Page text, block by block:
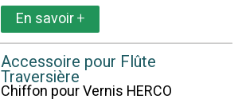
En savoir+
Accessoire pour Flûte
Traversière
Chiffon pour Vernis HERCO